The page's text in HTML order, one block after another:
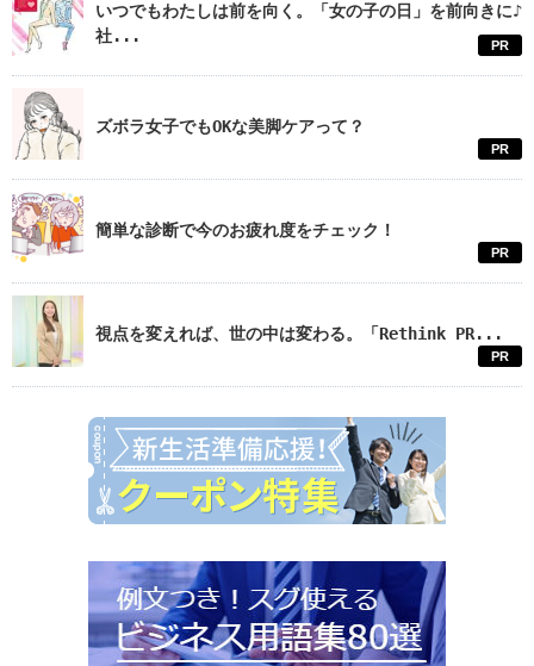
いつでもわたしは前を向く。「女の子の日」を前向きに♪
社...
PR
ズボラ女子でもOKな美脚ケアって？
PR
簡単な診断で今のお疲れ度をチェック！
PR
視点を変えれば、世の中は変わる。「Rethink PR...
PR